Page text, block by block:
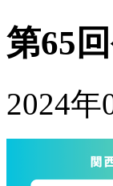
第65
2024年